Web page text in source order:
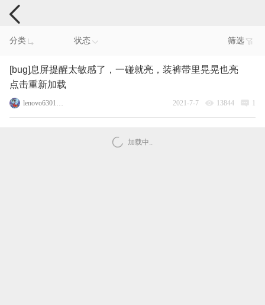
手机反馈
分类 状态 筛选
[bug]息屏提醒太敏感了，一碰就亮，装裤带里晃晃也亮
点击重新加载
lenovo63017180 2021-7-7 13844 1
加载中..